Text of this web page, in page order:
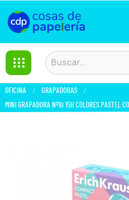
OFICINA
GRAPADORAS
MINI GRAPADORA Nº10 15H COLORES PASTEL